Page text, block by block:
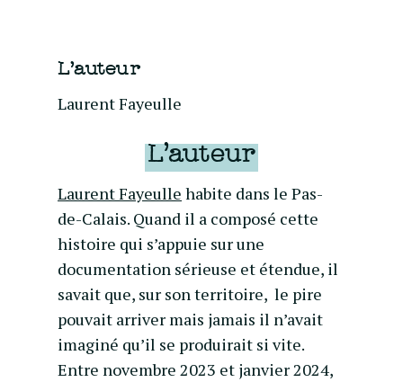
L'auteur
Laurent Fayeulle
L’auteur
Laurent Fayeulle habite dans le Pas-
de-Calais. Quand il a composé cette
histoire qui s’appuie sur une
documentation sérieuse et étendue, il
savait que, sur son territoire, le pire
pouvait arriver mais jamais il n’avait
imaginé qu’il se produirait si vite.
Entre novembre 2023 et janvier 2024,